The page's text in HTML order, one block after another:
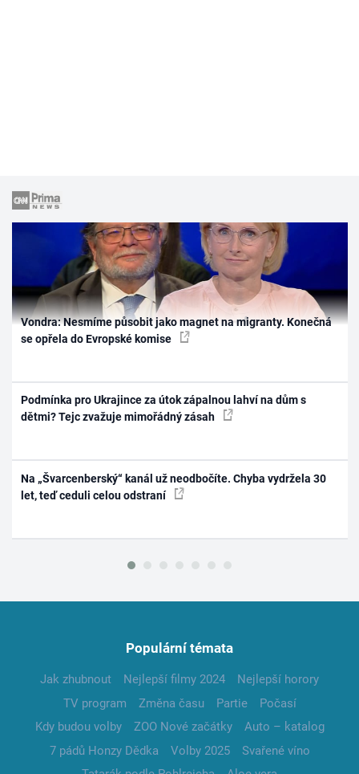
Vondra: Nesmíme působit jako magnet na migranty. Konečná
se opřela do Evropské komise
Podmínka pro Ukrajince za útok zápalnou lahví na dům s
dětmi? Tejc zvažuje mimořádný zásah
Na „Švarcenberský“ kanál už neodbočíte. Chyba vydržela 30
let, teď ceduli celou odstraní
Populární témata
Jak zhubnout Nejlepší filmy 2024
Nejlepší horory
TV program
Změna času Partie
Počasí
Kdy budou volby
ZOO Nové začátky
Auto – katalog
7 pádů Honzy Dědka
Volby 2025
Svařené víno